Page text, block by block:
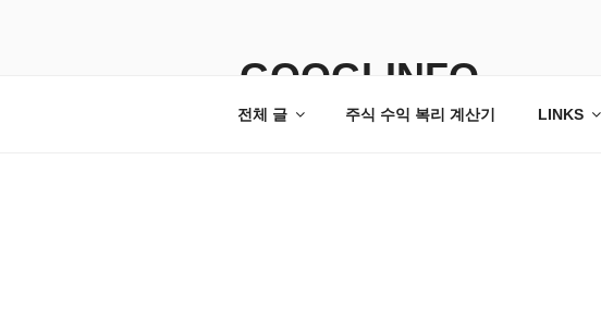
GOOGLINFO
전체 글 주식 수익 복리 계산기 LINKS